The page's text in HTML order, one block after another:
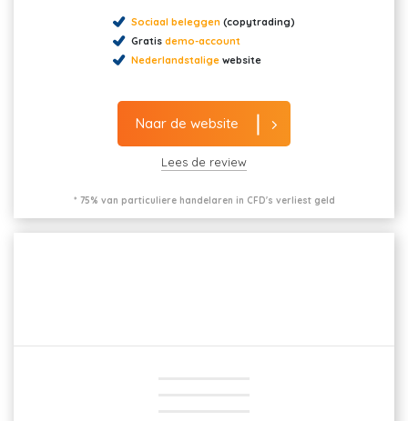
Sociaal beleggen (copytrading)
Gratis demo-account
Nederlandstalige website
Naar de website
Lees de review
* 75% van particuliere handelaren in CFD's verliest geld